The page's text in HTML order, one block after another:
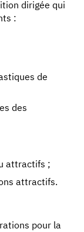
dirigée qui
:
de
des
attractifs ;
attractifs.
pour la